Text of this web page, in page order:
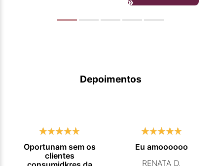
Depoimentos
Oportunam sem os
clientes
Eu amoooooo
RENATA D.